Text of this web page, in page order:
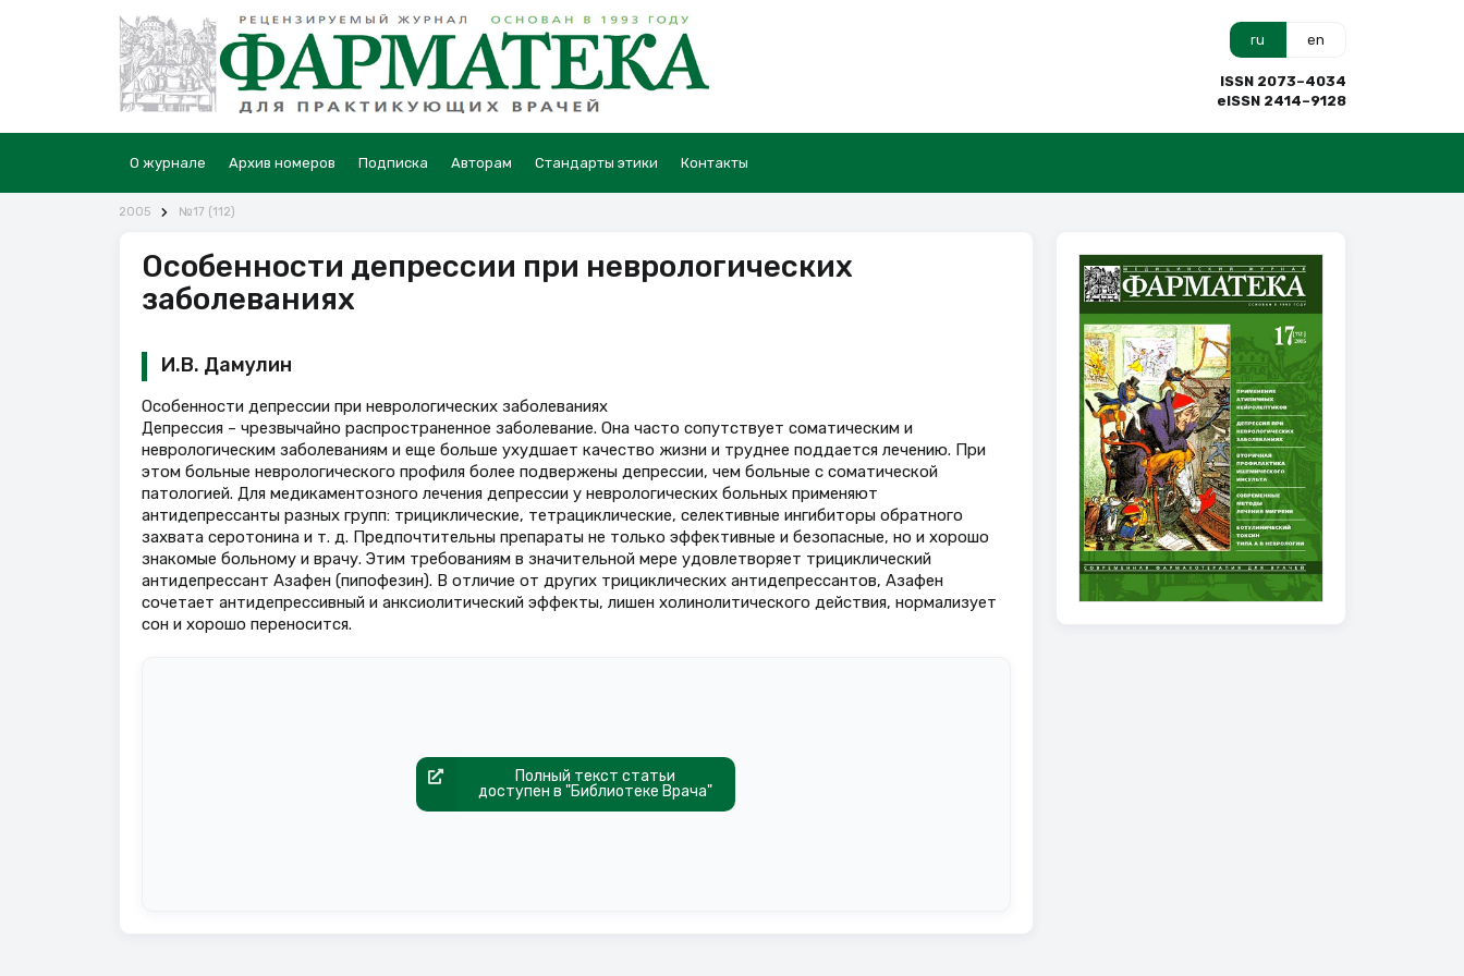
ru en
ISSN 2073–4034
eISSN 2414–9128
О журнале Архив номеров Подписка Авторам Стандарты этики Контакты
2005 №17 (112)
Особенности депрессии при неврологических
заболеваниях
И.В. Дамулин
Особенности депрессии при неврологических заболеваниях
Депрессия – чрезвычайно распространенное заболевание. Она часто сопутствует соматическим и
неврологическим заболеваниям и еще больше ухудшает качество жизни и труднее поддается лечению. При
этом больные неврологического профиля более подвержены депрессии, чем больные с соматической
патологией. Для медикаментозного лечения депрессии у неврологических больных применяют
антидепрессанты разных групп: трициклические, тетрациклические, селективные ингибиторы обратного
захвата серотонина и т. д. Предпочтительны препараты не только эффективные и безопасные, но и хорошо
знакомые больному и врачу. Этим требованиям в значительной мере удовлетворяет трициклический
антидепрессант Азафен (пипофезин). В отличие от других трициклических антидепрессантов, Азафен
сочетает антидепрессивный и анксиолитический эффекты, лишен холинолитического действия, нормализует
сон и хорошо переносится.
Полный текст статьи
доступен в "Библиотеке Врача"